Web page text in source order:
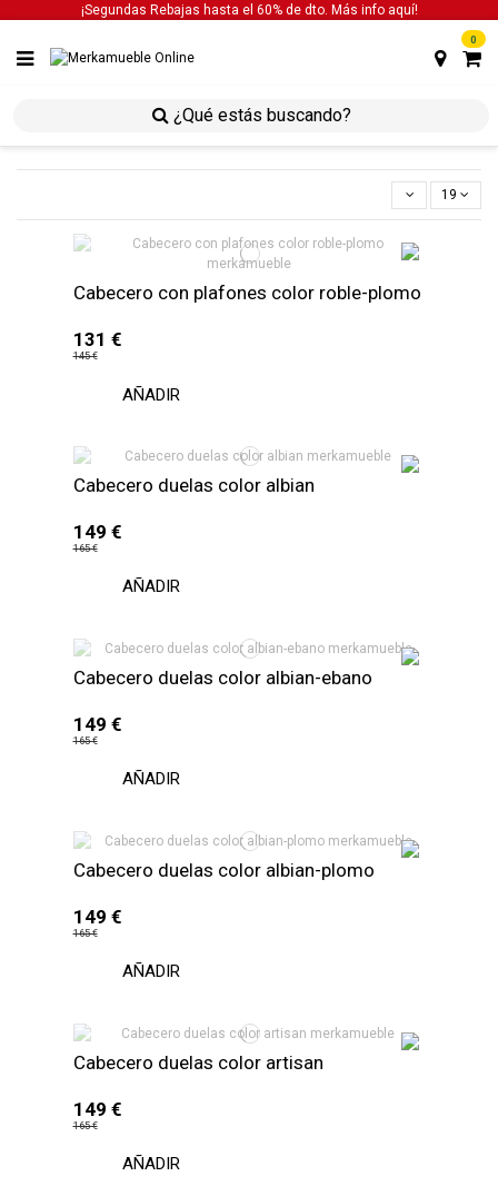
¡Segundas Rebajas hasta el 60% de dto. Más info aquí!
0
dormitorios cabeceros
19
Cabecero con plafones color roble-plomo
131 €
145 €
AÑADIR
Cabecero duelas color albian
149 €
165 €
AÑADIR
Cabecero duelas color albian-ebano
149 €
165 €
AÑADIR
Cabecero duelas color albian-plomo
149 €
165 €
AÑADIR
Cabecero duelas color artisan
149 €
165 €
AÑADIR